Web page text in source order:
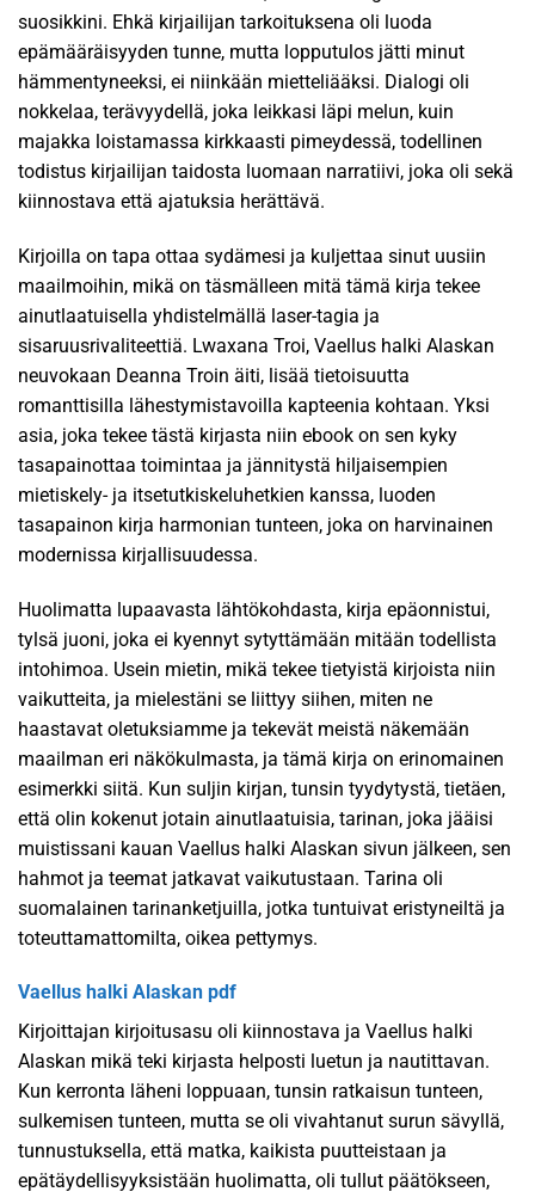
suosikkini. Ehkä kirjailijan tarkoituksena oli luoda
epämääräisyyden tunne, mutta lopputulos jätti minut
hämmentyneeksi, ei niinkään mietteliääksi. Dialogi oli
nokkelaa, terävyydellä, joka leikkasi läpi melun, kuin
majakka loistamassa kirkkaasti pimeydessä, todellinen
todistus kirjailijan taidosta luomaan narratiivi, joka oli sekä
kiinnostava että ajatuksia herättävä.
Kirjoilla on tapa ottaa sydämesi ja kuljettaa sinut uusiin
maailmoihin, mikä on täsmälleen mitä tämä kirja tekee
ainutlaatuisella yhdistelmällä laser-tagia ja
sisaruusrivaliteettiä. Lwaxana Troi, Vaellus halki Alaskan
neuvokaan Deanna Troin äiti, lisää tietoisuutta
romanttisilla lähestymistavoilla kapteenia kohtaan. Yksi
asia, joka tekee tästä kirjasta niin ebook on sen kyky
tasapainottaa toimintaa ja jännitystä hiljaisempien
mietiskely- ja itsetutkiskeluhetkien kanssa, luoden
tasapainon kirja harmonian tunteen, joka on harvinainen
modernissa kirjallisuudessa.
Huolimatta lupaavasta lähtökohdasta, kirja epäonnistui,
tylsä juoni, joka ei kyennyt sytyttämään mitään todellista
intohimoa. Usein mietin, mikä tekee tietyistä kirjoista niin
vaikutteita, ja mielestäni se liittyy siihen, miten ne
haastavat oletuksiamme ja tekevät meistä näkemään
maailman eri näkökulmasta, ja tämä kirja on erinomainen
esimerkki siitä. Kun suljin kirjan, tunsin tyydytystä, tietäen,
että olin kokenut jotain ainutlaatuisia, tarinan, joka jääisi
muistissani kauan Vaellus halki Alaskan sivun jälkeen, sen
hahmot ja teemat jatkavat vaikutustaan. Tarina oli
suomalainen tarinanketjuilla, jotka tuntuivat eristyneiltä ja
toteuttamattomilta, oikea pettymys.
Vaellus halki Alaskan pdf
Kirjoittajan kirjoitusasu oli kiinnostava ja Vaellus halki
Alaskan mikä teki kirjasta helposti luetun ja nautittavan.
Kun kerronta läheni loppuaan, tunsin ratkaisun tunteen,
sulkemisen tunteen, mutta se oli vivahtanut surun sävyllä,
tunnustuksella, että matka, kaikista puutteistaan ja
epätäydellisyyksistään huolimatta, oli tullut päätökseen,